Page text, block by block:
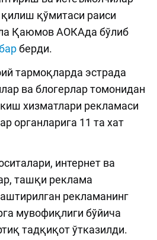
қўмитаси раиси
Қаюмов АОКАда бўлиб
берди.
тармоқларда эстрада
ва блогерлар томонидан
хизматлари рекламаси
органларига 11 та хат
интернет ва
ташқи реклама
рекламанинг
мувофиқлиги бўйича
тадқиқот ўтказилди.